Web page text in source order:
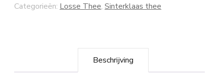
Categorieën: Losse Thee, Sinterklaas thee
Beschrijving